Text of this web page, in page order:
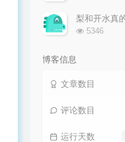
次
数:
浏
5346
博客信息
文章数目
评论数目
运行天数